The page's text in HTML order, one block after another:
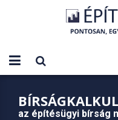
az építésügyi bírság